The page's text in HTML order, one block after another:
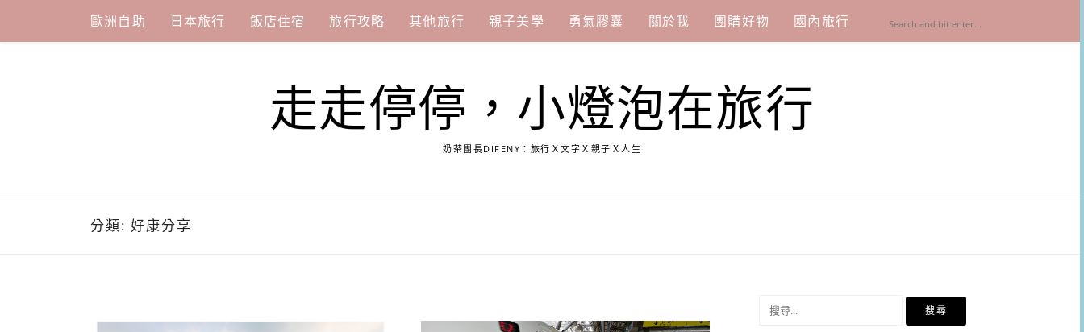
content
歐洲自助 日本旅行 飯店住宿 旅行攻略 其他旅行 親子美學 勇氣膠囊 關於我 團購好物 國內旅行
走走停停，小燈泡在旅行
奶茶團長DIFENY：旅行Ｘ文字Ｘ親子Ｘ人生
分類: 好康分享